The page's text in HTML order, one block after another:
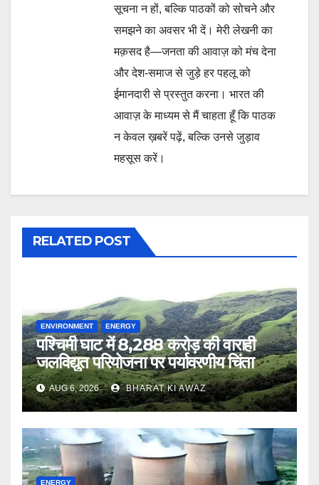
सूचना न हों, बल्कि पाठकों को सोचने और
समझने का अवसर भी दें। मेरी लेखनी का
मक़सद है—जनता की आवाज़ को मंच देना
और देश-समाज से जुड़े हर पहलू को
ईमानदारी से प्रस्तुत करना। भारत की
आवाज़ के माध्यम से मैं चाहता हूँ कि पाठक
न केवल ख़बरें पढ़ें, बल्कि उनसे जुड़ाव
महसूस करें।
RELATED POST
ENVIRONMENT ENERGY
पश्चिमी घाट में 8,288 करोड़ की वाराही
जलविद्युत परियोजना पर पर्यावरणीय चिंता
AUG 6, 2026 BHARAT KI AWAZ
ENERGY